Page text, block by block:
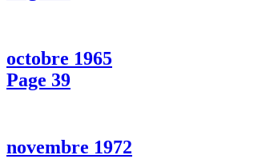
octobre 1965
Page 39
novembre 1972